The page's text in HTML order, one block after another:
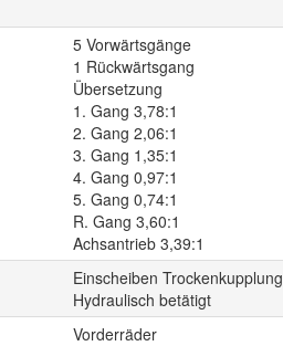
5 Vorwärtsgänge
1 Rückwärtsgang
Übersetzung
1. Gang 3,78:1
2. Gang 2,06:1
3. Gang 1,35:1
4. Gang 0,97:1
5. Gang 0,74:1
R. Gang 3,60:1
Achsantrieb 3,39:1
Einscheiben Trockenkupplung
Hydraulisch betätigt
Vorderräder